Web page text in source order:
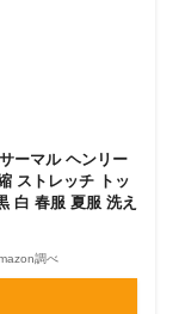
ーマル ヘンリー
ストレッチ トッ
白 春服 夏服 洗え
調べ